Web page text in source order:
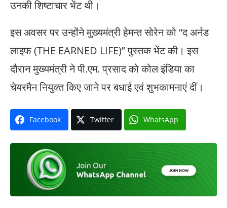
उनकी शिष्टाचार भेंट थी।
इस अवसर पर उन्होंने मुख्यमंत्री हेमन्त सोरेन को “द अर्नड
लाइफ (THE EARNED LIFE)” पुस्तक भेंट की। इस
दौरान मुख्यमंत्री ने पी.एम. प्रसाद को कोल इंडिया का
चेयरमैन नियुक्त किए जाने पर बधाई एवं शुभकामनाएं दीं।
Facebook Twitter WhatsApp